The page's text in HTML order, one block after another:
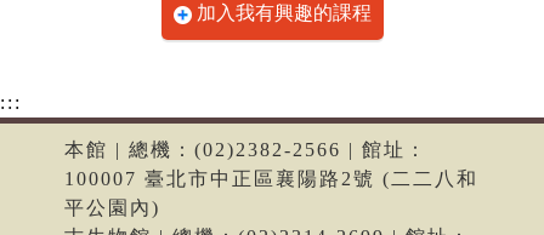
加入我有興趣的課程
:::
本館 | 總機：(02)2382-2566 | 館址：
100007 臺北市中正區襄陽路2號 (二二八和
平公園內)